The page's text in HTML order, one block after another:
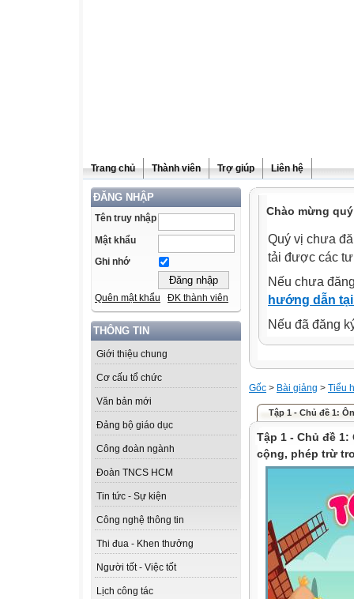
Trang chủ Thành viên Trợ giúp Liên hệ
ĐĂNG NHẬP
Tên truy nhập
Mật khẩu
Ghi nhớ
Quên mật khẩu ĐK thành viên
THÔNG TIN
Giới thiệu chung
Cơ cấu tổ chức
Văn bản mới
Đảng bộ giáo dục
Công đoàn ngành
Đoàn TNCS HCM
Tin tức - Sự kiện
Công nghệ thông tin
Thi đua - Khen thưởng
Người tốt - Việc tốt
Lịch công tác
Chào mừng
Quý vị chưa
tải được các
Nếu chưa
hướng dẫn
Nếu đã đăng
Gốc > Bài giảng > Tiểu
Tập 1 - Chủ đề 1:
Tập 1 - Chủ đề
cộng, phép trừ